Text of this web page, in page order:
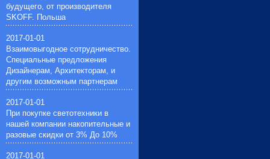
будущего, от производителя
SKOFF. Польша
2017-01-01
Взаимовыгодное сотрудничество.
Специальные предложения
Дизайнерам, Архитекторам, и
другим возможным партнерам
2017-01-01
При покупке светотехники в
нашей компании накопительные и
разовые скидки от 3% До 10%
2017-01-01